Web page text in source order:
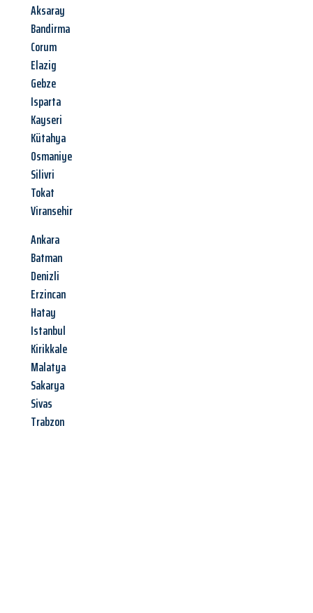
Aksaray
Bandirma
Corum
Elazig
Gebze
Isparta
Kayseri
Kütahya
Osmaniye
Silivri
Tokat
Viransehir
Ankara
Batman
Denizli
Erzincan
Hatay
Istanbul
Kirikkale
Malatya
Sakarya
Sivas
Trabzon